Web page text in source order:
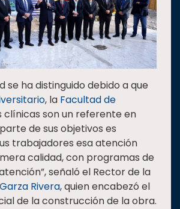
se ha distinguido debido a que
, la Facultad de
clínicas son un referente en
de sus objetivos es
trabajadores esa atención
calidad, con programas de
señaló el Rector de la
Rivera, quien encabezó el
de la construcción de la obra.